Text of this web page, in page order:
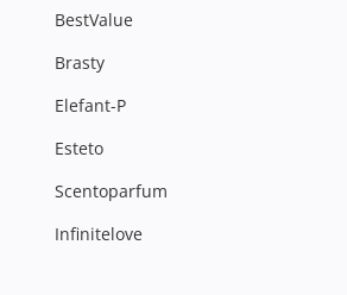
BestValue
Brasty
Elefant-P
Esteto
Scentoparfum
Infinitelove